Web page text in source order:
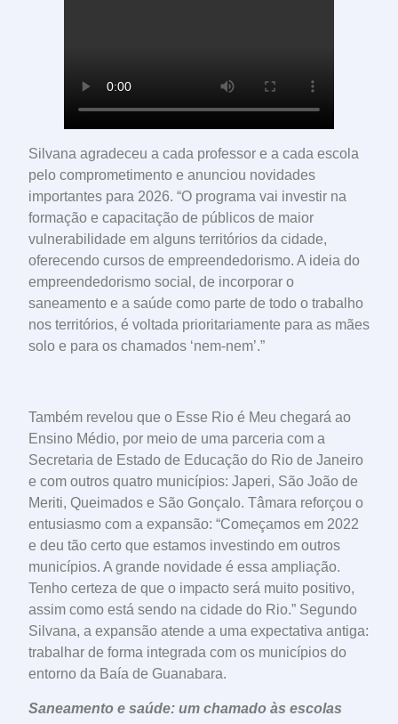
Silvana agradeceu a cada professor e a cada escola
pelo comprometimento e anunciou novidades
importantes para 2026. “O programa vai investir na
formação e capacitação de públicos de maior
vulnerabilidade em alguns territórios da cidade,
oferecendo cursos de empreendedorismo. A ideia do
empreendedorismo social, de incorporar o
saneamento e a saúde como parte de todo o trabalho
nos territórios, é voltada prioritariamente para as mães
solo e para os chamados ‘nem-nem’.”
Também revelou que o Esse Rio é Meu chegará ao
Ensino Médio, por meio de uma parceria com a
Secretaria de Estado de Educação do Rio de Janeiro
e com outros quatro municípios: Japeri, São João de
Meriti, Queimados e São Gonçalo. Tâmara reforçou o
entusiasmo com a expansão: “Começamos em 2022
e deu tão certo que estamos investindo em outros
municípios. A grande novidade é essa ampliação.
Tenho certeza de que o impacto será muito positivo,
assim como está sendo na cidade do Rio.” Segundo
Silvana, a expansão atende a uma expectativa antiga:
trabalhar de forma integrada com os municípios do
entorno da Baía de Guanabara.
Saneamento e saúde: um chamado às escolas